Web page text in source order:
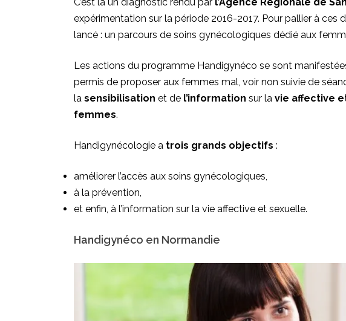
expérimentation sur la période 2016-2017. Pour pallier à ces
lancé : un parcours de soins gynécologiques dédié aux
Les actions du programme Handigynéco se sont
permis de proposer aux femmes mal, voir non suivie de
la sensibilisation et de l’information sur la vie affective
femmes.
Handigynécologie a trois grands objectifs :
améliorer l’accès aux soins gynécologiques,
à la prévention,
et enfin, à l’information sur la vie affective et sexuelle.
Handigynéco en Normandie